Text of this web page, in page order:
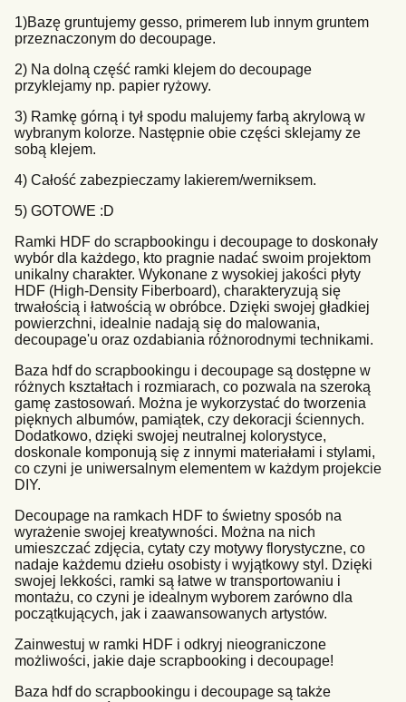
1)Bazę gruntujemy gesso, primerem lub innym gruntem
przeznaczonym do decoupage.
2) Na dolną część ramki klejem do decoupage
przyklejamy np. papier ryżowy.
3) Ramkę górną i tył spodu malujemy farbą akrylową w
wybranym kolorze. Następnie obie części sklejamy ze
sobą klejem.
4) Całość zabezpieczamy lakierem/werniksem.
5) GOTOWE :D
Ramki HDF do scrapbookingu i decoupage to doskonały
wybór dla każdego, kto pragnie nadać swoim projektom
unikalny charakter. Wykonane z wysokiej jakości płyty
HDF (High-Density Fiberboard), charakteryzują się
trwałością i łatwością w obróbce. Dzięki swojej gładkiej
powierzchni, idealnie nadają się do malowania,
decoupage'u oraz ozdabiania różnorodnymi technikami.
Baza hdf do scrapbookingu i decoupage są dostępne w
różnych kształtach i rozmiarach, co pozwala na szeroką
gamę zastosowań. Można je wykorzystać do tworzenia
pięknych albumów, pamiątek, czy dekoracji ściennych.
Dodatkowo, dzięki swojej neutralnej kolorystyce,
doskonale komponują się z innymi materiałami i stylami,
co czyni je uniwersalnym elementem w każdym projekcie
DIY.
Decoupage na ramkach HDF to świetny sposób na
wyrażenie swojej kreatywności. Można na nich
umieszczać zdjęcia, cytaty czy motywy florystyczne, co
nadaje każdemu dziełu osobisty i wyjątkowy styl. Dzięki
swojej lekkości, ramki są łatwe w transportowaniu i
montażu, co czyni je idealnym wyborem zarówno dla
początkujących, jak i zaawansowanych artystów.
Zainwestuj w ramki HDF i odkryj nieograniczone
możliwości, jakie daje scrapbooking i decoupage!
Baza hdf do scrapbookingu i decoupage są także